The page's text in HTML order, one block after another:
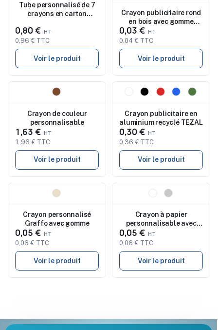
Tube personnalisé de 7
crayons en carton
0,80 €
0,96 € TTC
Voir le produit
Crayon publicitaire rond
en bois avec gomme
COUVET
0,03 €
0,04 € TTC
Voir le produit
Crayon de couleur
personnalisable
1,63 €
1,96 € TTC
Voir le produit
Nouveau
Crayon publicitaire en
aluminium recyclé TEZAL
0,30 €
0,36 € TTC
Voir le produit
Crayon personnalisé
Graffo avec gomme
0,05 €
0,06 € TTC
Voir le produit
Crayon à papier
personnalisable avec
gomme STOMP
0,05 €
0,06 € TTC
Voir le produit